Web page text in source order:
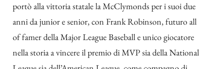
portò alla vittoria statale la McClymonds per i suoi due
anni da junior e senior, con Frank Robinson, futuro all
of famer della Major League Baseball e unico giocatore
nella storia a vincere il premio di MVP sia della National